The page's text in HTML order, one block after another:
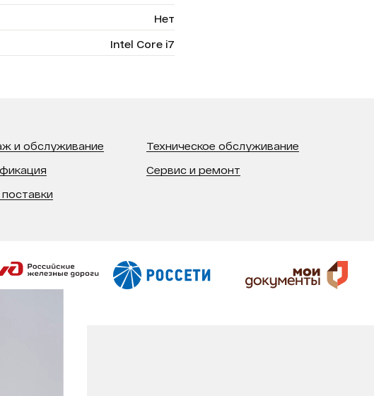
Нет
Intel Core i7
и обслуживание
Техническое обслуживание
Сервис и ремонт